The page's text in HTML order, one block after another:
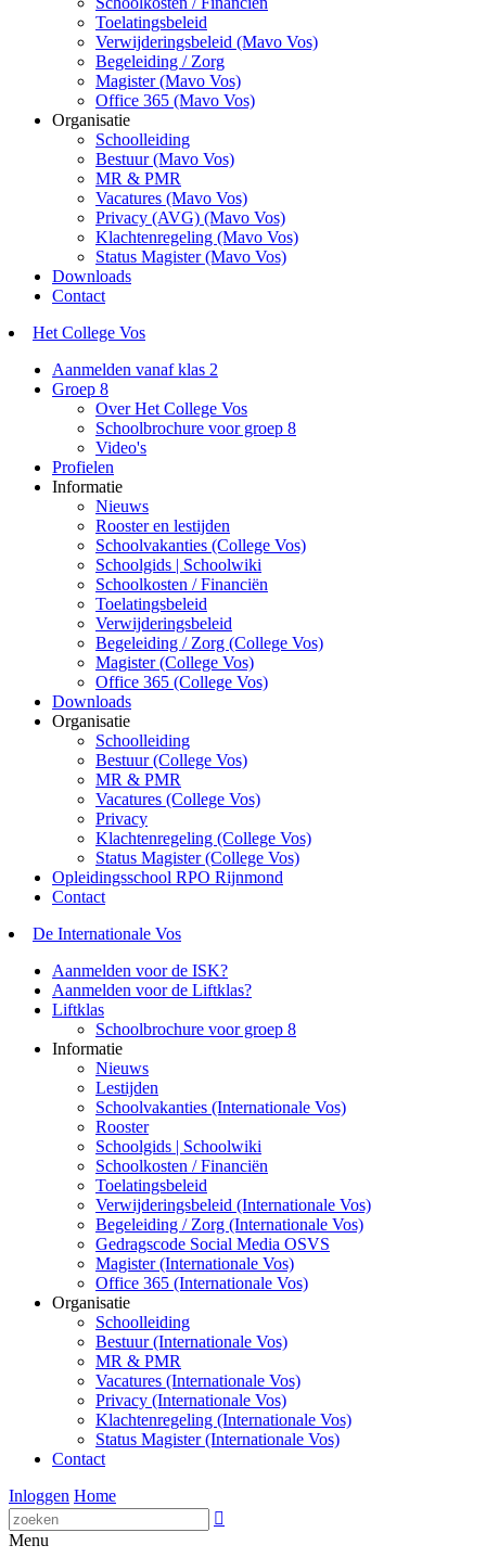
Toelatingsbeleid
Verwijderingsbeleid (Mavo Vos)
Begeleiding / Zorg
Magister (Mavo Vos)
Office 365 (Mavo Vos)
Organisatie
Schoolleiding
Bestuur (Mavo Vos)
MR & PMR
Vacatures (Mavo Vos)
Privacy (AVG) (Mavo Vos)
Klachtenregeling (Mavo Vos)
Status Magister (Mavo Vos)
Downloads
Contact
Het College Vos
Aanmelden vanaf klas 2
Groep 8
Over Het College Vos
Schoolbrochure voor groep 8
Video's
Profielen
Informatie
Nieuws
Rooster en lestijden
Schoolvakanties (College Vos)
Schoolgids | Schoolwiki
Schoolkosten / Financiën
Toelatingsbeleid
Verwijderingsbeleid
Begeleiding / Zorg (College Vos)
Magister (College Vos)
Office 365 (College Vos)
Downloads
Organisatie
Schoolleiding
Bestuur (College Vos)
MR & PMR
Vacatures (College Vos)
Privacy
Klachtenregeling (College Vos)
Status Magister (College Vos)
Opleidingsschool RPO Rijnmond
Contact
De Internationale Vos
Aanmelden voor de ISK?
Aanmelden voor de Liftklas?
Liftklas
Schoolbrochure voor groep 8
Informatie
Nieuws
Lestijden
Schoolvakanties (Internationale Vos)
Rooster
Schoolgids | Schoolwiki
Schoolkosten / Financiën
Toelatingsbeleid
Verwijderingsbeleid (Internationale Vos)
Begeleiding / Zorg (Internationale Vos)
Gedragscode Social Media OSVS
Magister (Internationale Vos)
Office 365 (Internationale Vos)
Organisatie
Schoolleiding
Bestuur (Internationale Vos)
MR & PMR
Vacatures (Internationale Vos)
Privacy (Internationale Vos)
Klachtenregeling (Internationale Vos)
Status Magister (Internationale Vos)
Contact
Inloggen Home

Menu